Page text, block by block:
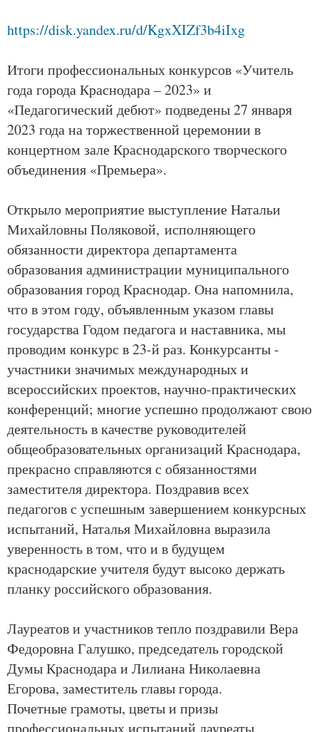
https://disk.yandex.ru/d/KgxXIZf3b4iIxg
Итоги профессиональных конкурсов «Учитель
года города Краснодара – 2023» и
«Педагогический дебют» подведены 27 января
2023 года на торжественной церемонии в
концертном зале Краснодарского творческого
объединения «Премьера».
Открыло мероприятие выступление Натальи
Михайловны Поляковой, исполняющего
обязанности директора департамента
образования администрации муниципального
образования город Краснодар. Она напомнила,
что в этом году, объявленным указом главы
государства Годом педагога и наставника, мы
проводим конкурс в 23-й раз. Конкурсанты -
участники значимых международных и
всероссийских проектов, научно-практических
конференций; многие успешно продолжают свою
деятельность в качестве руководителей
общеобразовательных организаций Краснодара,
прекрасно справляются с обязанностями
заместителя директора. Поздравив всех
педагогов с успешным завершением конкурсных
испытаний, Наталья Михайловна выразила
уверенность в том, что и в будущем
краснодарские учителя будут высоко держать
планку российского образования.
Лауреатов и участников тепло поздравили Вера
Федоровна Галушко, председатель городской
Думы Краснодара и Лилиана Николаевна
Егорова, заместитель главы города.
Почетные грамоты, цветы и призы
профессиональных испытаний лауреаты